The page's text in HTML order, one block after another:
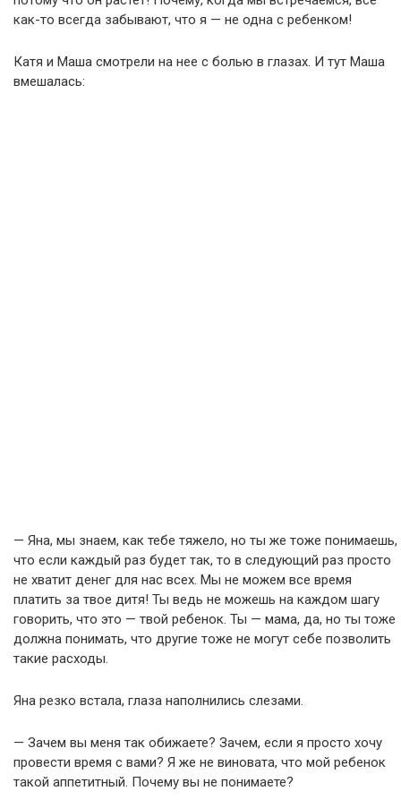
как-то всегда забывают, что я — не одна с ребенком!
Катя и Маша смотрели на нее с болью в глазах. И тут Маша
вмешалась:
— Яна, мы знаем, как тебе тяжело, но ты же тоже понимаешь,
что если каждый раз будет так, то в следующий раз просто
не хватит денег для нас всех. Мы не можем все время
платить за твое дитя! Ты ведь не можешь на каждом шагу
говорить, что это — твой ребенок. Ты — мама, да, но ты тоже
должна понимать, что другие тоже не могут себе позволить
такие расходы.
Яна резко встала, глаза наполнились слезами.
— Зачем вы меня так обижаете? Зачем, если я просто хочу
провести время с вами? Я же не виновата, что мой ребенок
такой аппетитный. Почему вы не понимаете?